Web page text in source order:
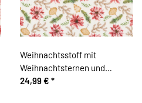
Weihnachtsstoff mit
Weihnachtsternen und
Anhängern
24,99 € *